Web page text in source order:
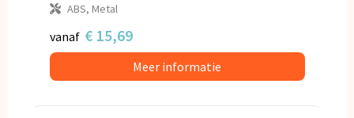
ABS, Metal
vanaf € 15,69
Meer informatie